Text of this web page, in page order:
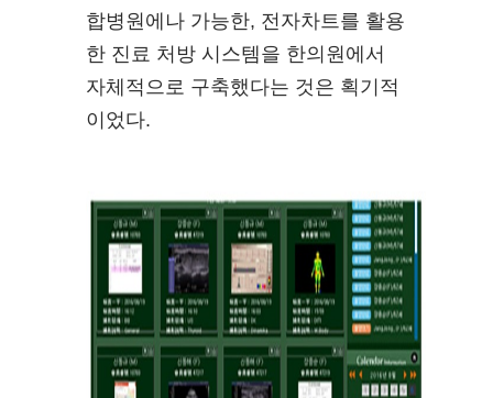
합병원에나 가능한, 전자차트를 활용
한 진료 처방 시스템을 한의원에서
자체적으로 구축했다는 것은 획기적
이었다.